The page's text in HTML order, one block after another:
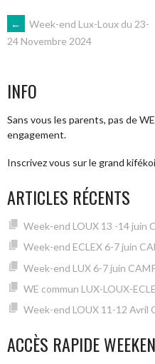
NAVIGATION
ARTICLES
←
Week-end Lux-Loux du 23-
24 Novembre 2024
INFO
Sans vous les parents, pas de
engagement.
Inscrivez vous sur le grand kifékoi
ARTICLES RÉCENTS
Week-end LOUX 13 -14 juin
Week-end ECLEX 6-7 juin
Week-end LUX 6-7 juin
WE commun LUX-LOUX-
Week-end LOUX 11-12 Avril
ACCÈS RAPIDE